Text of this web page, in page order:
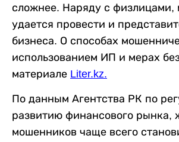
сложнее. Наряду с физлицами,
удается провести и
бизнеса. О способах
использованием ИП и мерах
материале Liter.kz.
По данным Агентства РК по
развитию финансового рынка,
мошенников чаще всего